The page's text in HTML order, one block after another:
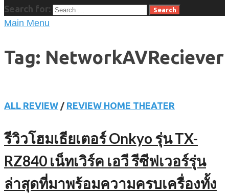
Search for:
Main Menu
Tag: NetworkAVReciever
ALL REVIEW / REVIEW HOME THEATER
รีวิวโฮมเธียเตอร์ Onkyo รุ่น TX-
RZ840 เน็ทเวิร์ค เอวี รีซีฟเวอร์รุ่น
ล่าสุดที่มาพร้อมความครบเครื่องทั้ง